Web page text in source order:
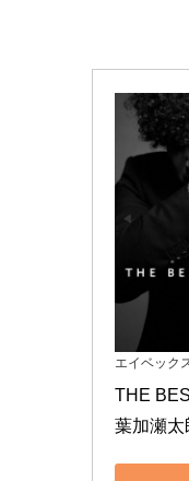
エイベック
THE
葉加瀬